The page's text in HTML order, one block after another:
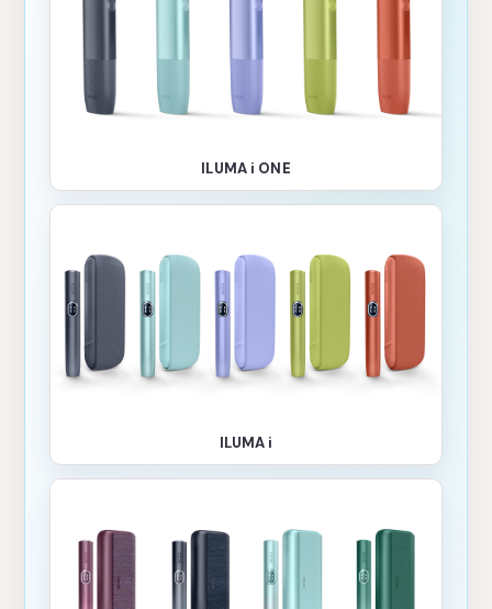
ILUMA i ONE
ILUMA i